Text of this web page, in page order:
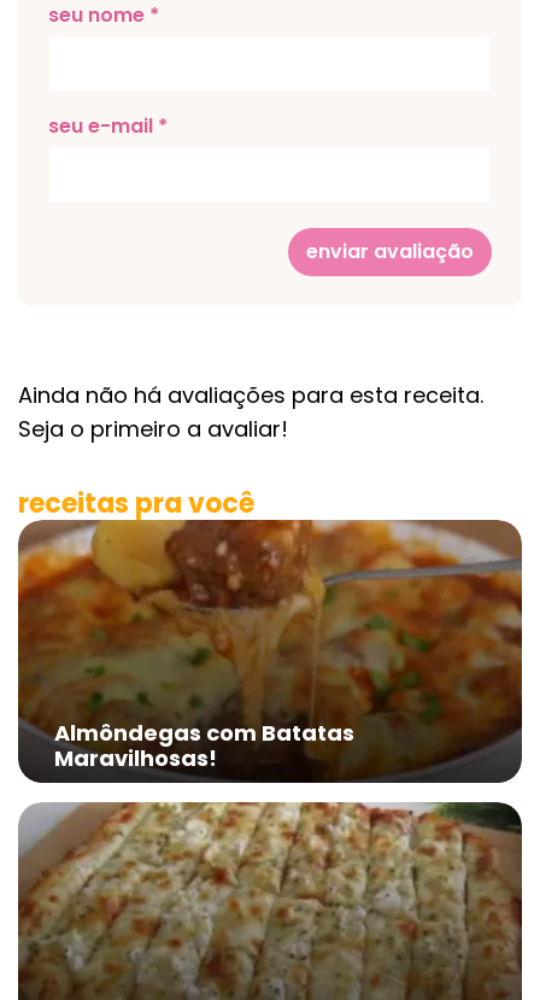
seu nome *
seu e-mail *
enviar avaliação
Ainda não há avaliações para esta receita.
Seja o primeiro a avaliar!
receitas pra você
Almôndegas com Batatas
Maravilhosas!